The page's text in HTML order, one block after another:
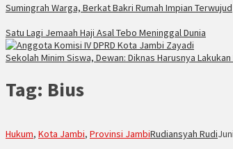
Sumingrah Warga, Berkat Bakri Rumah Impian Terwujud
Satu Lagi Jemaah Haji Asal Tebo Meninggal Dunia
Sekolah Minim Siswa, Dewan: Diknas Harusnya
Tag: Bius
Hukum, Kota Jambi, Provinsi JambiRudiansyah Rudi